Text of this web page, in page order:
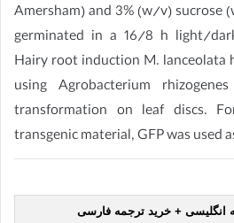
Amersham) and 3% (w/v) sucrose
germinated in a 16/8 h light/
Hairy root induction M. lanceolata
using Agrobacterium
transformation on leaf discs.
transgenic material, GFP was used
انگلیسی + خرید ترجمه فارسی